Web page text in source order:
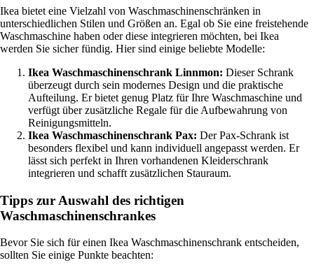
Ikea bietet eine Vielzahl von Waschmaschinenschränken in
unterschiedlichen Stilen und Größen an. Egal ob Sie eine freistehende
Waschmaschine haben oder diese integrieren möchten, bei Ikea
werden Sie sicher fündig. Hier sind einige beliebte Modelle:
Ikea Waschmaschinenschrank Linnmon: Dieser Schrank
überzeugt durch sein modernes Design und die praktische
Aufteilung. Er bietet genug Platz für Ihre Waschmaschine und
verfügt über zusätzliche Regale für die Aufbewahrung von
Reinigungsmitteln.
Ikea Waschmaschinenschrank Pax: Der Pax-Schrank ist
besonders flexibel und kann individuell angepasst werden. Er
lässt sich perfekt in Ihren vorhandenen Kleiderschrank
integrieren und schafft zusätzlichen Stauraum.
Tipps zur Auswahl des richtigen
Waschmaschinenschrankes
Bevor Sie sich für einen Ikea Waschmaschinenschrank entscheiden,
sollten Sie einige Punkte beachten: